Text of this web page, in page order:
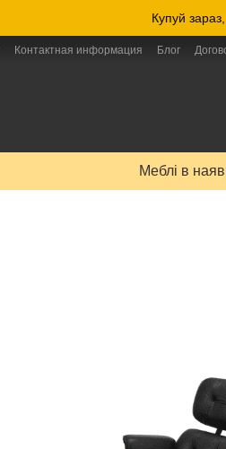
Купуй
Контактная информация Блог
Меблі в